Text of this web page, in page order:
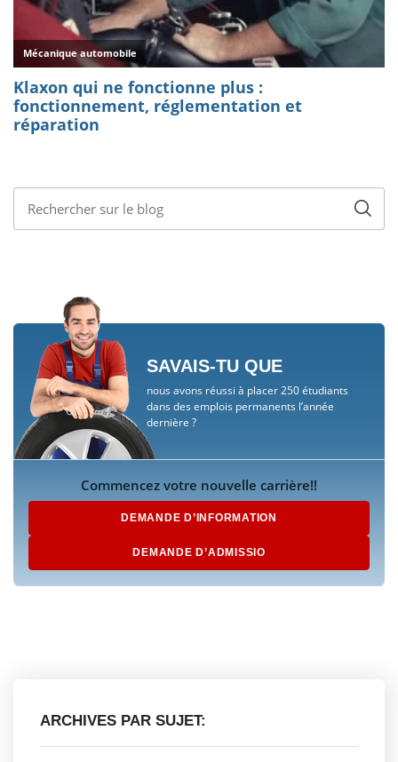
SAVAIS-TU QUE
nous avons réussi à placer 250 étudiants
dans des emplois permanents l’année
dernière ?
Commencez votre nouvelle carrière!!
DEMANDE D’INFORMATION
DEMANDE D’ADMISSIO
ARCHIVES PAR SUJET: